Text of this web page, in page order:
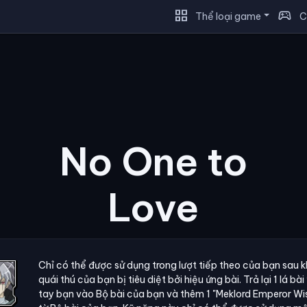
grid_view Thể loại game sports_esports
No One to
Love
Chỉ có thể được sử dụng trong lượt tiếp theo của bạn sau
quái thú của bạn bị tiêu diệt bởi hiệu ứng bài. Trả lại 1 lá bài
tay bạn vào Bộ bài của bạn và thêm 1 "Meklord Emperor